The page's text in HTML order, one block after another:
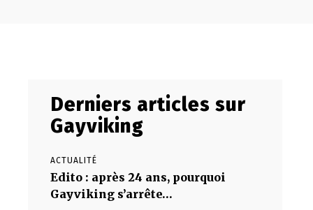
Derniers articles sur
Gayviking
ACTUALITÉ
Edito : après 24 ans, pourquoi
Gayviking s’arrête…